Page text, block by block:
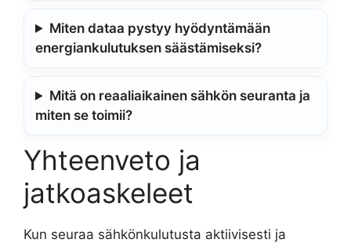
Miten dataa pystyy hyödyntämään
energiankulutuksen säästämiseksi?
Mitä on reaaliaikainen sähkön seuranta ja
miten se toimii?
Yhteenveto ja
jatkoaskeleet
Kun seuraa sähkönkulutusta aktiivisesti ja